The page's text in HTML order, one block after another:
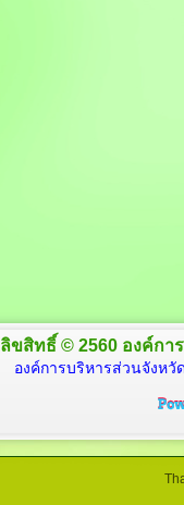
ลิขสิทธิ์ © 2560 องค์กา
องค์การบริหารส่วนจังหวั